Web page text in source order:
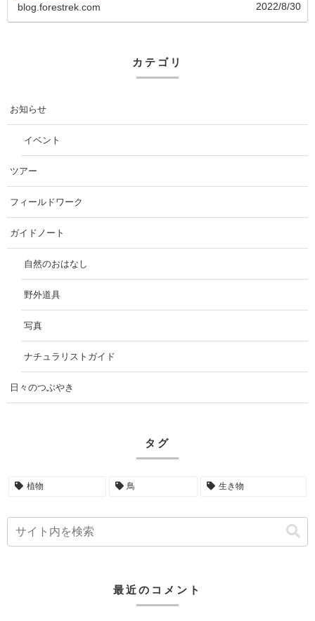
blog.forestrek.com 2022/8/30
カテゴリ
お知らせ
イベント
ツアー
フィールドワーク
ガイドノート
自然のおはなし
野外道具
写真
ナチュラリストガイド
日々のつぶやき
タグ
植物 鳥 生き物
最近のコメント